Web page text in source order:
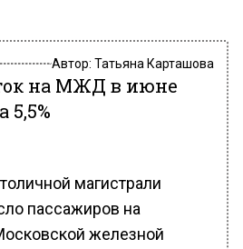
Автор: Татьяна Карташова
на МЖД в июне
5,5%
магистрали
пассажиров на
железной